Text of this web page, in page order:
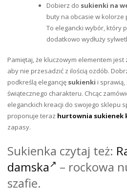
Dobierz do sukienki na
buty na obcasie w kolorze
To elegancki wybór, który
dodatkowo wydłuży
Pamiętaj, że kluczowym elementem
aby nie przesadzić z ilością ozdób.
podkreślą elegancję sukienki i sprawią,
świątecznego charakteru. Chcąc
eleganckich kreacji do swojego sklepu
proponuje teraz hurtownia sukienek
zapasy.
Sukienka czytaj też:
damska
– rockowa
szafie.